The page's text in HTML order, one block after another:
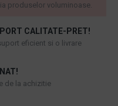
CALITATE-PRET!
eficient si o livrare
de la achizitie
produselor voluminoase.